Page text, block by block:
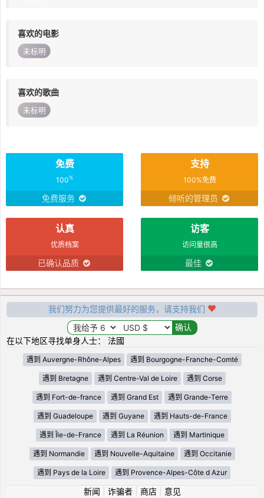
喜欢的电影
未标明
喜欢的歌曲
未标明
免费
100%
免费服务
支持
100%免费
倾听的管理员
认真
优质档案
已确认品质
访客
访问量很高
最佳
我们努力为您提供最好的服务，请支持我们
在以下地区寻找单身人士： 法國
遇到 Auvergne-Rhône-Alpes 遇到 Bourgogne-Franche-Comté
遇到 Bretagne 遇到 Centre-Val de Loire 遇到 Corse
遇到 Fort-de-france 遇到 Grand Est 遇到 Grande-Terre
遇到 Guadeloupe 遇到 Guyane 遇到 Hauts-de-France
遇到 Île-de-France 遇到 La Réunion 遇到 Martinique
遇到 Normandie 遇到 Nouvelle-Aquitaine 遇到 Occitanie
遇到 Pays de la Loire 遇到 Provence-Alpes-Côte d Azur
新闻 诈骗者| 商店| 意见